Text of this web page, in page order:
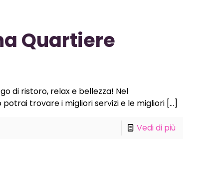
Quartiere
di ristoro, relax e bellezza! Nel
trovare i migliori servizi e le migliori[…]
Vedi di più